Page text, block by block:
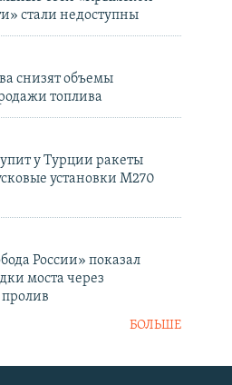
стали недоступны
снизят объемы
топлива
у Турции ракеты
установки M270
России» показал
моста через
БОЛЬШЕ